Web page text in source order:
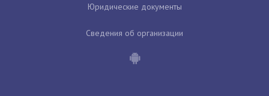
Юридические документы
Сведения об организации